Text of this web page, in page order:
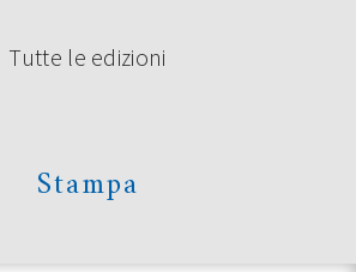
Tutte le edizioni
Stampa